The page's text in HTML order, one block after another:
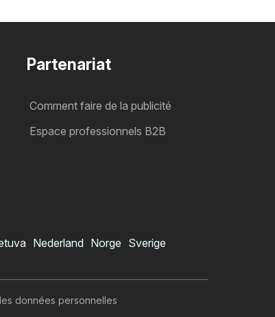
Partenariat
Comment faire de la publicité
Espace professionnels B2B
Nederland Norge Sverige
données personnelles